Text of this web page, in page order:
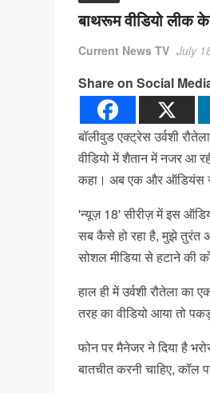
बाथरूम वीडियो लीक
Current News TV July
Share on Social
बॉलीवुड एक्ट्रेस उर्वशी
वीडियो में शैतान में नजर आ
कहा। अब एक और ऑडियंस
'न्यूज़ 18' सीरीज़ में इस
सब कैसे हो रहा है, मुझे तुरंत
सोशल मीडिया से हटाने की
हाल ही में उर्वशी रौतेला
तरह का वीडियो आया तो
फोन पर मैनेजर ने दिया है
बातचीत करनी चाहिए, कॉल